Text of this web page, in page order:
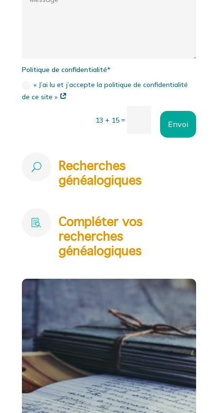
Politique de confidentialité*
« J’ai lu et j’accepte la politique de confidentialité
de ce site »
13 + 15 = Envoi
U
Recherches
généalogiques

Compléter vos
recherches
généalogiques